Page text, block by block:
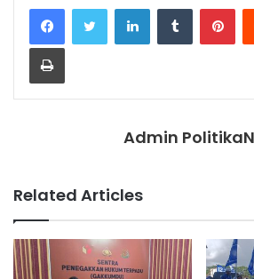
LinkedInTumblr
Print
Admin
Related Articles